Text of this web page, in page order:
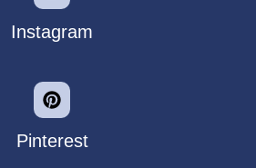
Instagram
Pinterest